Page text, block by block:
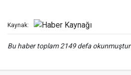
Kaynak:
Bu haber toplam 2149 defa okunmuştur